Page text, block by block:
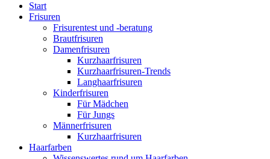
Start
Frisuren
Frisurentest und -beratung
Brautfrisuren
Damenfrisuren
Kurzhaarfrisuren
Kurzhaarfrisuren-Trends
Langhaarfrisuren
Kinderfrisuren
Für Mädchen
Für Jungs
Männerfrisuren
Kurzhaarfrisuren
Haarfarben